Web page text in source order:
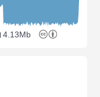
4.13Mb